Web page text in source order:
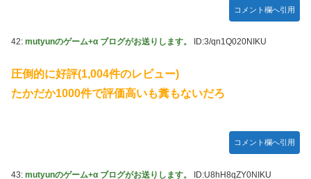
コメント欄へ引用
42: mutyunのゲーム+α ブログがお送りします。 ID:3/qn1Q020NIKU
圧倒的に好評(1,004件のレビュー)
たかだか1000件で評価高いも糞もないだろ
コメント欄へ引用
43: mutyunのゲーム+α ブログがお送りします。 ID:U8hH8qZY0NIKU